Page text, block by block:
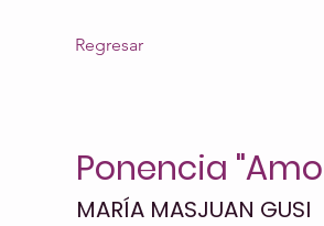
Regresar
Ponencia
MARÍA MASJUAN GUSI